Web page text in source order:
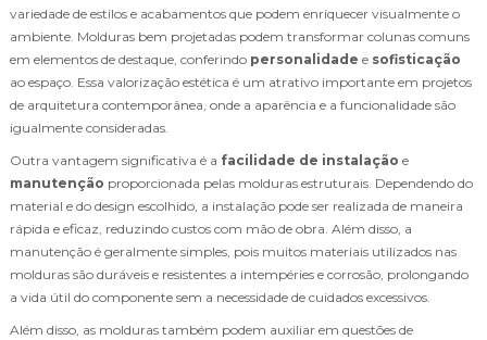
variedade de estilos e acabamentos que podem enriquecer visualmente o
ambiente. Molduras bem projetadas podem transformar colunas comuns
em elementos de destaque, conferindo personalidade e sofisticação
ao espaço. Essa valorização estética é um atrativo importante em projetos
de arquitetura contemporânea, onde a aparência e a funcionalidade são
igualmente consideradas.
Outra vantagem significativa é a facilidade de instalação e
manutenção proporcionada pelas molduras estruturais. Dependendo do
material e do design escolhido, a instalação pode ser realizada de maneira
rápida e eficaz, reduzindo custos com mão de obra. Além disso, a
manutenção é geralmente simples, pois muitos materiais utilizados nas
molduras são duráveis e resistentes a intempéries e corrosão, prolongando
a vida útil do componente sem a necessidade de cuidados excessivos.
Além disso, as molduras também podem auxiliar em questões de